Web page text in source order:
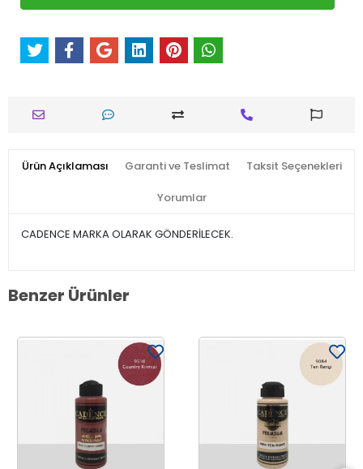
Ürün Açıklaması Garanti ve Teslimat Taksit Seçenekleri
Yorumlar
CADENCE MARKA OLARAK GÖNDERİLECEK.
Benzer Ürünler